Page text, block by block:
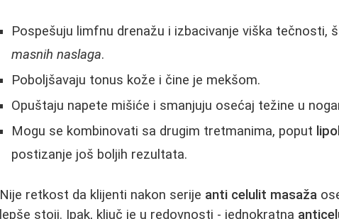
Pospešuju limfnu drenažu i izbacivanje viška tečnosti,
masnih naslaga.
Poboljšavaju tonus kože i čine je mekšom.
Opuštaju napete mišiće i smanjuju osećaj težine u
Mogu se kombinovati sa drugim tretmanima, poput
postizanje još boljih rezultata.
Nije retkost da klijenti nakon serije anti celulit masaža
lepše stoji. Ipak, ključ je u redovnosti - jednokratna